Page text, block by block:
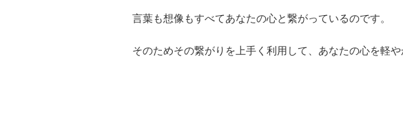
言葉も想像もすべてあなたの心と繋がっているのです。
そのためその繋がりを上手く利用して、あなたの心を軽